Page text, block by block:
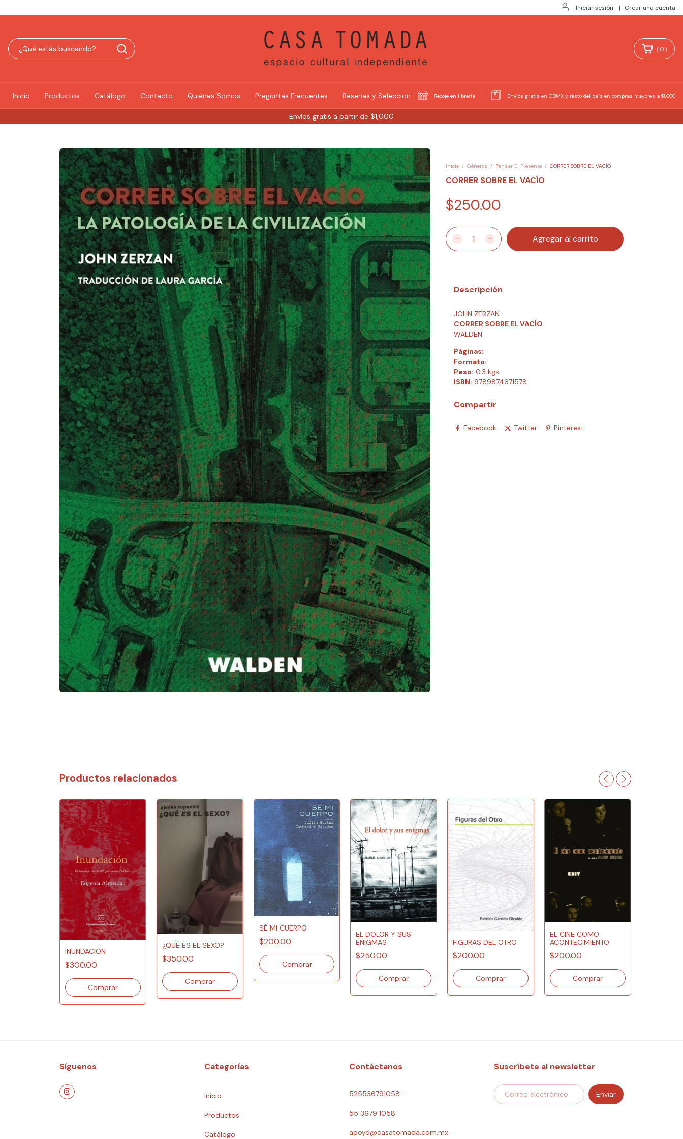
Iniciar sesión | Crear una cuenta
Envíos gratis a partir de $1,000
(0)
Inicio Productos Catálogo Contacto Quiénes Somos Preguntas Frecuentes Reseñas y Selecciones Recoje en librería Envíos gratis en CDMX y resto del país en compras mayores a $1,000
Inicio / Géneros / Pensar El Presente / CORRER SOBRE EL VACÍO
CORRER SOBRE EL VACÍO
$250.00
Descripción
JOHN ZERZAN
CORRER SOBRE EL VACÍO
WALDEN
Páginas:
Formato:
Peso: 0.3 kgs.
ISBN: 9789874671578
Compartir
Facebook Twitter Pinterest
Productos relacionados
INUNDACIÓN
$300.00
¿QUÉ ES EL SEXO?
$350.00
SÉ MI CUERPO
$200.00
EL DOLOR Y SUS
ENIGMAS
$250.00
FIGURAS DEL OTRO
$200.00
EL CINE COMO
ACONTECIMIENTO
$200.00
Síguenos Categorías
Inicio
Productos
Catálogo
Contáctanos
525536791058
55 3679 1058
apoyo@casatomada.com.mx
Suscríbete al newsletter